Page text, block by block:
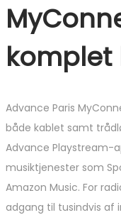
komplet
Advance Paris
både kablet samt
Advance
musiktjenester som
Amazon Music. For
adgang til tusindvis af